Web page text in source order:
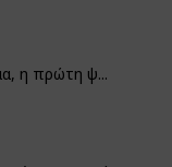
η πρώτη ψ...